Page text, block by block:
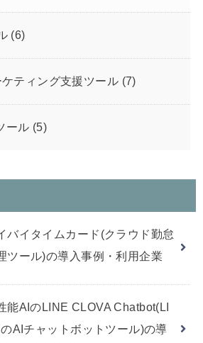
(6)
ティング支援ツール (7)
ール (5)
バイタイムカード(クラウド勤怠
ツール)の導入事例・利用企業
能AIのLINE CLOVA Chatbot(LI
AIチャットボットツール)の導